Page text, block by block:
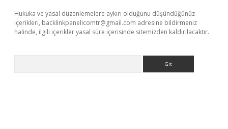
Hukuka ve yasal düzenlemelere aykırı olduğunu düşündüğünüz
içerikleri, backlinkpanelicomtr@gmail.com adresine bildirmeniz
halinde, ilgili içerikler yasal süre içerisinde sitemizden kaldırılacaktır.